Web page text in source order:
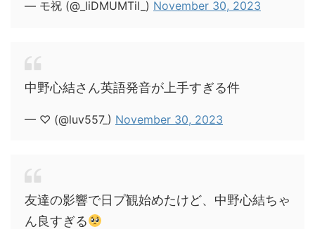
— モ祝 (@_liDMUMTil_) November 30, 2023
中野心結さん英語発音が上手すぎる件
— ♡ (@luv557_) November 30, 2023
友達の影響で日プ観始めたけど、中野心結ちゃ
ん良すぎる